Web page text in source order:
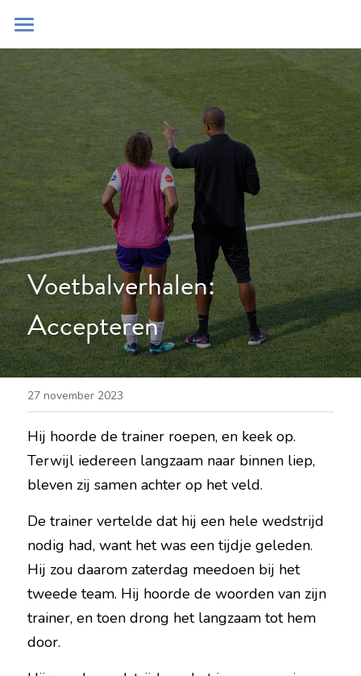
Home
Blog
Contact
Zoeken
POWERED BY
Voetbalverhalen:
Accepteren
27 november 2023
Hij hoorde de trainer roepen, en keek op.
Terwijl iedereen langzaam naar binnen liep,
bleven zij samen achter op het veld.
De trainer vertelde dat hij een hele wedstrijd
nodig had, want het was een tijdje geleden.
Hij zou daarom zaterdag meedoen bij het
tweede team. Hij hoorde de woorden van zijn
trainer, en toen drong het langzaam tot hem
door.